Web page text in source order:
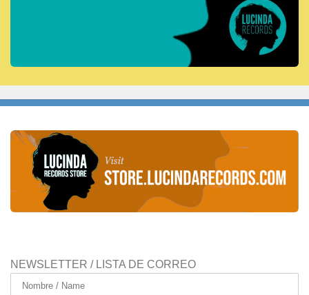
NEWSLETTER / LISTA DE CORREO